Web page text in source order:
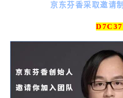
京东芬香采取邀请